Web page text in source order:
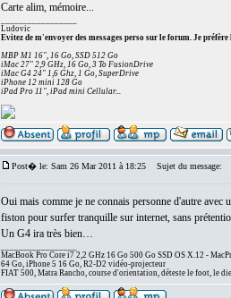
Carte alim, mémoire...
Ludovic
Evitez de m'envoyer des messages perso sur le forum. Je préfère
MBP M1 16", 16 Go, SSD 512 Go
iMac 27" 2,9 GHz, 16 Go, 3 To FusionDrive
iMac G4 24" 1,6 Ghz, 1 Go, SuperDrive
iPhone 12 mini 128 Go
iPad Pro 11", iPad mini Cellular...
Post� le: Sam 26 Mar 2011 à 18:25 Sujet du message:
Oui mais comme je ne connais personne d'autre avec
fiston pour surfer tranquille sur internet, sans
Un G4 ira très bien…
MacBook Pro Core i7 2,2 GHz 16 Go 500 Go SSD OS X.12 -
64 Go, iPhone 5 16 Go, R2-D2 vidéo-projecteur
FIAT 500, Matra Rancho, course d'orientation, déteste le foot, le